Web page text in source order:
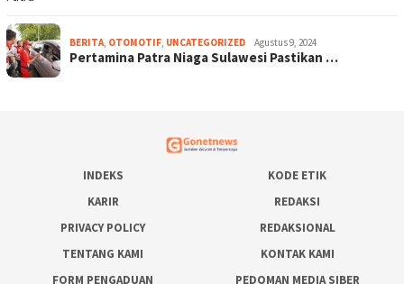
BERITA OTOMOTIF UNCATEGORIZED Agustus 9, 2024
Pertamina Patra Niaga Sulawesi Pastikan …
INDEKS
KODE ETIK
KARIR
REDAKSI
PRIVACY POLICY
REDAKSIONAL
TENTANG KAMI
KONTAK KAMI
FORM PENGADUAN
PEDOMAN MEDIA SIBER